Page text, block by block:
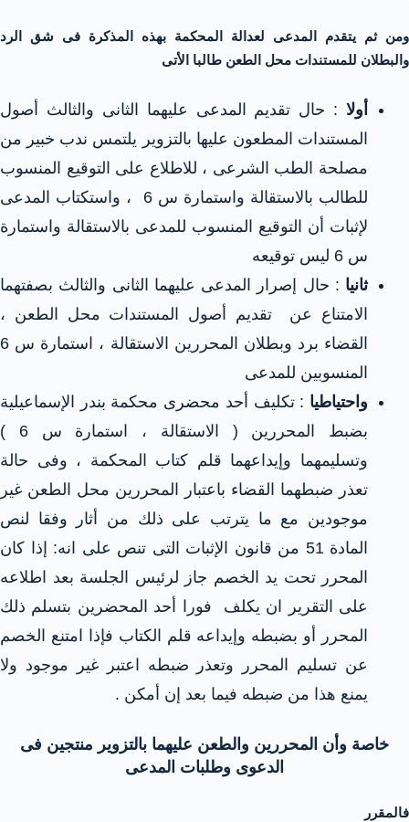
ومن ثم يتقدم المدعى لعدالة المحكمة بهذه المذكرة فى شق الرد
والبطلان للمستندات محل الطعن طالبا الأتى
أولا : حال تقديم المدعى عليهما الثانى والثالث أصول
المستندات المطعون عليها بالتزوير يلتمس ندب خبير من
مصلحة الطب الشرعى ، للاطلاع على التوقيع المنسوب
للطالب بالاستقالة واستمارة س 6 ، واستكتاب المدعى
لإثبات أن التوقيع المنسوب للمدعى بالاستقالة واستمارة
س 6 ليس توقيعه
ثانيا : حال إصرار المدعى عليهما الثانى والثالث بصفتهما
الامتناع عن تقديم أصول المستندات محل الطعن ،
القضاء برد وبطلان المحررين الاستقالة ، استمارة س 6
المنسوبين للمدعى
واحتياطيا : تكليف أحد محضرى محكمة بندر الإسماعيلية
بضبط المحررين ( الاستقالة ، استمارة س 6 )
وتسليمهما وإيداعهما قلم كتاب المحكمة ، وفى حالة
تعذر ضبطهما القضاء باعتبار المحررين محل الطعن غير
موجودين مع ما يترتب على ذلك من أثار وفقا لنص
المادة 51 من قانون الإثبات التى تنص على انه: إذا كان
المحرر تحت يد الخصم جاز لرئيس الجلسة بعد اطلاعه
على التقرير ان يكلف فورا أحد المحضرين بتسلم ذلك
المحرر أو بضبطه وإيداعه قلم الكتاب فإذا امتنع الخصم
عن تسليم المحرر وتعذر ضبطه اعتبر غير موجود ولا
يمنع هذا من ضبطه فيما بعد إن أمكن .
خاصة وأن المحررين والطعن عليهما بالتزوير منتجين فى
الدعوى وطلبات المدعى
فالمقرر